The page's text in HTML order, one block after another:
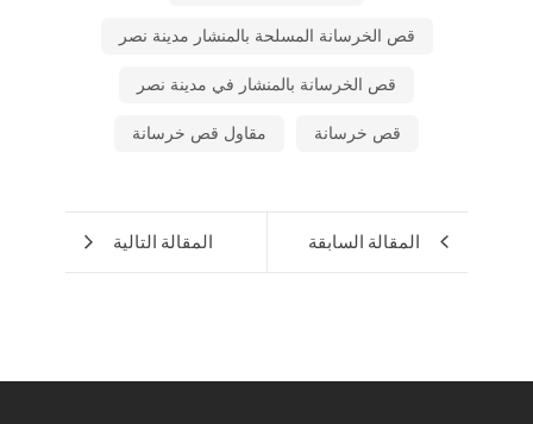
قص الخرسانة المسلحة بالمنشار مدينة نصر
قص الخرسانة بالمنشار في مدينة نصر
قص خرسانة مقاول قص خرسانة
المقالة السابقة المقالة التالية